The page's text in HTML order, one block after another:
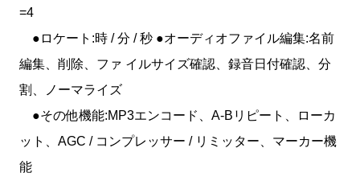
=4
●ロケート:時 / 分 / 秒 ●オーディオファイル編集:名前
編集、削除、ファ イルサイズ確認、録音日付確認、分
割、ノーマライズ
●その他機能:MP3エンコード、A-Bリピート、ローカ
ット、AGC / コンプレッサー / リミッター、マーカー機
能